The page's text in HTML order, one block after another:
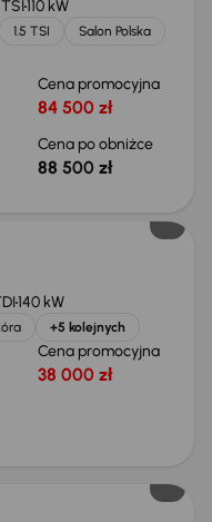
TSI110 kW
1.5 TSI
Salon Polska
Cena promocyjna
84 500 zł
Cena po obniżce
88 500 zł
140 kW
+5 kolejnych
Cena promocyjna
38 000 zł